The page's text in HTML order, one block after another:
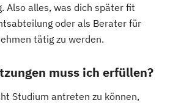
Also alles, was dich später fit
oder als Berater für
tätig zu werden.
muss ich erfüllen?
Studium antreten zu können,